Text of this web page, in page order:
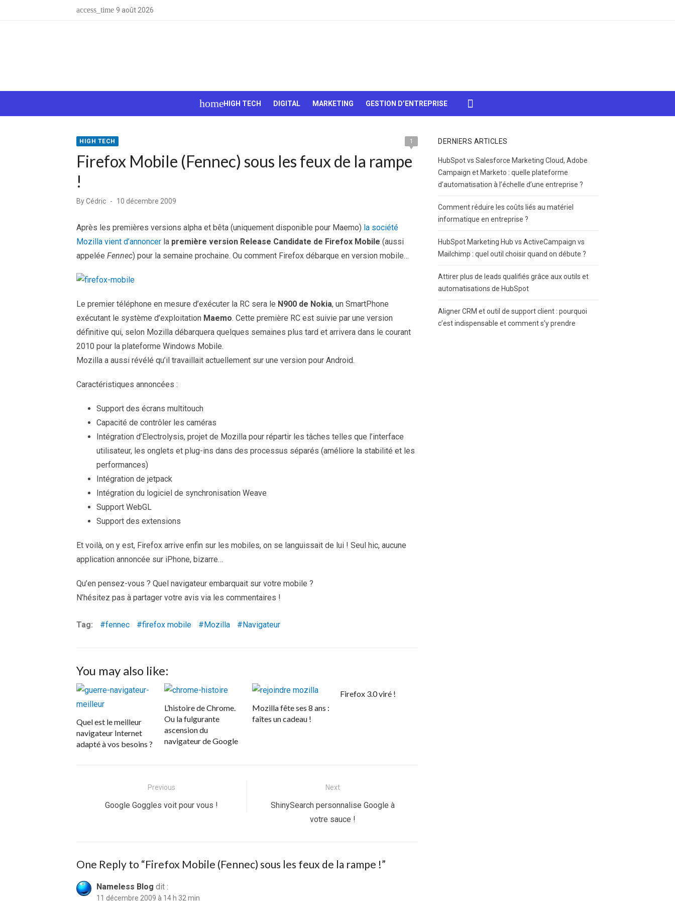
access_time 9 août 2026
chocolats…
tomber !
homeHIGH TECH DIGITAL MARKETING GESTION D’ENTREPRISE
HIGH TECH 1
Firefox Mobile (Fennec) sous les feux de la rampe
!
ByCédric
Posted
10 décembre 2009
Après les premières versions alpha et bêta (uniquement disponible pour Maemo) la société
Mozilla vient d’annoncer la première version Release Candidate de Firefox Mobile (aussi
appelée Fennec) pour la semaine prochaine. Ou comment Firefox débarque en version mobile…
Le premier téléphone en mesure d’exécuter la RC sera le N900 de Nokia, un SmartPhone
exécutant le système d’exploitation Maemo. Cette première RC est suivie par une version
définitive qui, selon Mozilla débarquera quelques semaines plus tard et arrivera dans le courant
2010 pour la plateforme Windows Mobile.
Mozilla a aussi révélé qu’il travaillait actuellement sur une version pour Android.
Caractéristiques annoncées :
Support des écrans multitouch
Capacité de contrôler les caméras
Intégration d’Electrolysis, projet de Mozilla pour répartir les tâches telles que l’interface
utilisateur, les onglets et plug-ins dans des processus séparés (améliore la stabilité et les
performances)
Intégration de jetpack
Intégration du logiciel de synchronisation Weave
Support WebGL
Support des extensions
Et voilà, on y est, Firefox arrive enfin sur les mobiles, on se languissait de lui ! Seul hic, aucune
application annoncée sur iPhone, bizarre…
Qu’en pensez-vous ? Quel navigateur embarquait sur votre mobile ?
N’hésitez pas à partager votre avis via les commentaires !
Tag: fennec firefox mobile Mozilla Navigateur
You may also like:
Quel est le meilleur
navigateur Internet
adapté à vos besoins ?
L’histoire de Chrome.
Ou la fulgurante
ascension du
navigateur de Google
Mozilla fête ses 8 ans :
faîtes un cadeau !
Firefox 3.0 viré !
Previous
Previous
Google Goggles voit pour vous !
Next
Next
ShinySearch personnalise Google à
votre sauce !
One Reply to “Firefox Mobile (Fennec) sous les feux de la rampe !”
Nameless Blog dit :
11 décembre 2009 à 14 h 32 min
DERNIERS ARTICLES
HubSpot vs Salesforce Marketing Cloud, Adobe
Campaign et Marketo : quelle plateforme
d’automatisation à l’échelle d’une entreprise ?
Comment réduire les coûts liés au matériel
informatique en entreprise ?
HubSpot Marketing Hub vs ActiveCampaign vs
Mailchimp : quel outil choisir quand on débute ?
Attirer plus de leads qualifiés grâce aux outils et
automatisations de HubSpot
Aligner CRM et outil de support client : pourquoi
c’est indispensable et comment s’y prendre